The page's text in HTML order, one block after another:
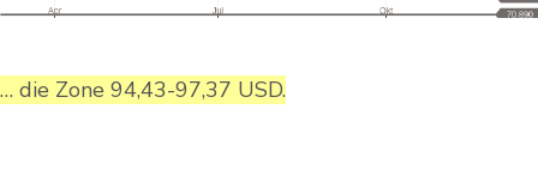
… die Zone 94,43-97,37 USD.